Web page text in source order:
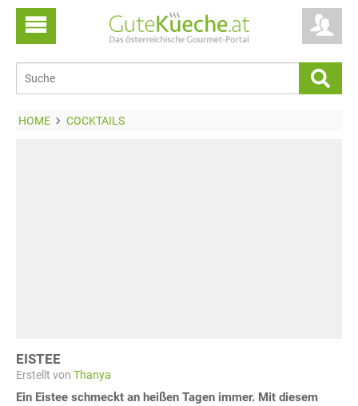
HOME COCKTAILS
EISTEE
Erstellt von Thanya
Ein Eistee schmeckt an heißen Tagen immer. Mit diesem